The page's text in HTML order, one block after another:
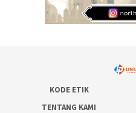
KODE ETIK
TENTANG KAMI